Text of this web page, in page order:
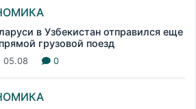
в Узбекистан отправился еще
грузовой поезд
05.08 0